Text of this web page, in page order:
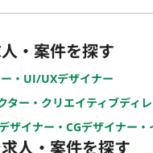
・案件を探す
・UI/UXデザイナー
ター・クリエイティブディ
ザイナー・CGデザイナー
人・案件を探す